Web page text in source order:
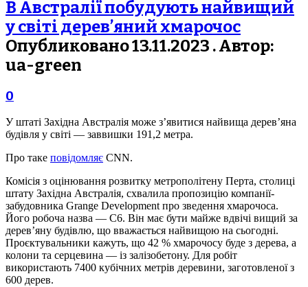
В Австралії побудують найвищий
у світі дерев’яний хмарочос
Опубликовано 13.11.2023 . Автор:
ua-green
0
У штаті Західна Австралія може з’явитися найвища дерев’яна
будівля у світі — заввишки 191,2 метра.
Про таке повідомляє CNN.
Комісія з оцінювання розвитку метрополітену Перта, столиці
штату Західна Австралія, схвалила пропозицію компанії-
забудовника Grange Development про зведення хмарочоса.
Його робоча назва — C6. Він має бути майже вдвічі вищий за
дерев’яну будівлю, що вважається найвищою на сьогодні.
Проєктувальники кажуть, що 42 % хмарочосу буде з дерева, а
колони та серцевина — із залізобетону. Для робіт
використають 7400 кубічних метрів деревини, заготовленої з
600 дерев.